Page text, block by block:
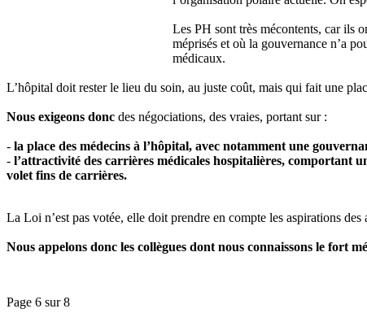
Les PH sont très mécontents, car ils
méprisés et où la gouvernance n’a
médicaux.
L’hôpital doit rester le lieu du soin, au juste coût, mais qui fait une
Nous exigeons donc des négociations, des vraies, portant sur :
- la place des médecins à l’hôpital, avec notamment une
- l’attractivité des carrières médicales hospitalières,
volet fins de carrières.
La Loi n’est pas votée, elle doit prendre en compte les aspirations des
Nous appelons donc les collègues dont nous connaissons le fort
Page 6 sur 8